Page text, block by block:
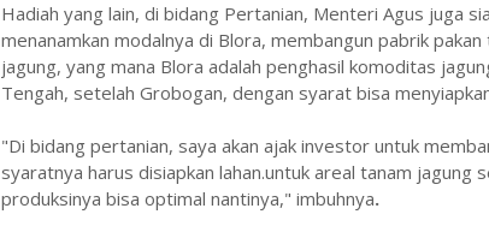
Hadiah yang lain, di bidang Pertanian, Menteri Agus juga
menanamkan modalnya di Blora, membangun pabrik
jagung, yang mana Blora adalah penghasil komoditas
Tengah, setelah Grobogan, dengan syarat bisa
"Di bidang pertanian, saya akan ajak investor untuk
syaratnya harus disiapkan lahan.untuk areal tanam jagung
produksinya bisa optimal nantinya," imbuhnya.